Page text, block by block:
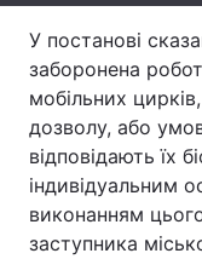
Екологія
Лонгріди
Відео з Youtube
Інтерв'ю
Архів
У постанові
заборонена
мобільних
дозволу, або
відповідають їх
індивідуальним
виконанням
заступника